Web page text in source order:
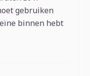
gebruiken
binnen hebt